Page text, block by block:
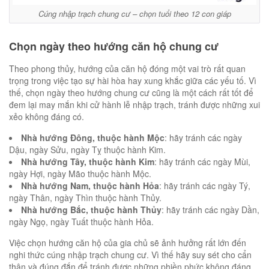
Cúng nhập trạch chung cư – chọn tuổi theo 12 con giáp
Chọn ngày theo hướng căn hộ chung cư
Theo phong thủy, hướng của căn hộ đóng một vai trò rất quan
trọng trong việc tạo sự hài hòa hay xung khắc giữa các yếu tố. Vì
thế, chọn ngày theo hướng chung cư cũng là một cách rất tốt để
đem lại may mắn khi cử hành lễ nhập trạch, tránh được những xui
xẻo không đáng có.
Nhà hướng Đông, thuộc hành Mộc: hãy tránh các ngày
Dậu, ngày Sửu, ngày Tỵ thuộc hành Kim.
Nhà hướng Tây, thuộc hành Kim: hãy tránh các ngày Mùi,
ngày Hợi, ngày Mão thuộc hành Mộc.
Nhà hướng Nam, thuộc hành Hỏa: hãy tránh các ngày Tý,
ngày Thân, ngày Thìn thuộc hành Thủy.
Nhà hướng Bắc, thuộc hành Thủy: hãy tránh các ngày Dần,
ngày Ngọ, ngày Tuất thuộc hành Hỏa.
Việc chọn hướng căn hộ của gia chủ sẽ ảnh hưởng rất lớn đến
nghi thức cúng nhập trạch chung cư. Vì thế hãy suy sét cho cẩn
thận và đúng đắn để tránh được những phiền phức không đáng